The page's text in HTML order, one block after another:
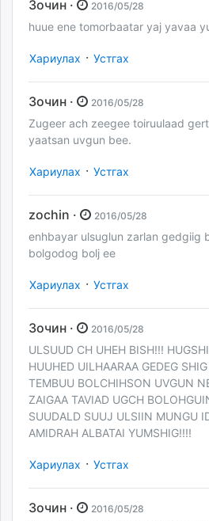
Зочин · 2016/05/28
huue ene tomorbaatar yaj yavaa
Хариулах · Устгах
Зочин · 2016/05/28
Zugeer ach zeegee toiruulaad
yaatsan uvgun bee.
Хариулах · Устгах
zochin · 2016/05/28
enhbayar ulsuglun zarlan gedgiig
bolgodog bolj ee
Хариулах · Устгах
Зочин · 2016/05/28
ULSUUD CH UHEH BISH!!!
HUUHED UILHAARAA GEDEG
TEMBUU BOLCHIHSON UVGUN
ZAIGAA TAVIAD UGCH
SUUDALD SUUJ ULSIIN MUNGU
AMIDRAH ALBATAI YUMSHIG!!!!
Хариулах · Устгах
Зочин · 2016/05/28